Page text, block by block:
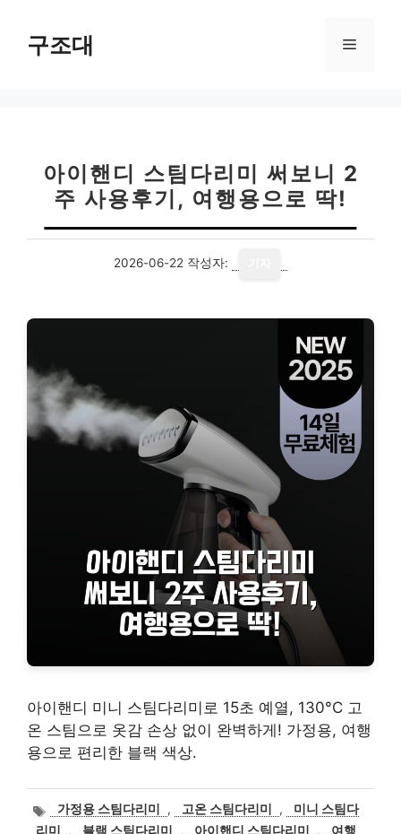
구조대 메
아이핸디 스팀다리미 써보니 2
주 사용후기, 여행용으로 딱!
2026-06-22 작성자:
아이핸디 미니 스팀다리미로 15초 예열, 130°C 고
온 스팀으로 옷감 손상 없이 완벽하게! 가정용, 여행
용으로 편리한 블랙 색상.
태
그
가정용 스팀다리미 , 고온 스팀다리미 ,
미니 스팀다
리미
, 블랙 스팀다리미 , 아이핸디 스팀다리미 ,
여행